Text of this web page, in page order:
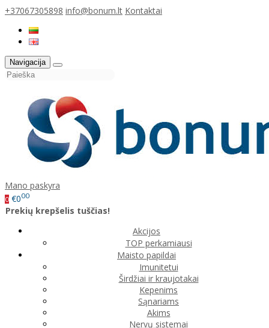
+37067305898 info@bonum.lt Kontaktai
Navigacija
Mano paskyra
0 €000
Prekių krepšelis tuščias!
Akcijos
TOP perkamiausi
Maisto papildai
Imunitetui
Širdžiai ir kraujotakai
Kepenims
Sąnariams
Akims
Nervų sistemai